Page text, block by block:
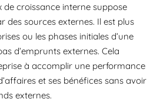
de croissance interne suppose
des sources externes. Il est plus
ou les phases initiales d’une
d’emprunts externes. Cela
à accomplir une performance
et ses bénéfices sans avoir
externes.